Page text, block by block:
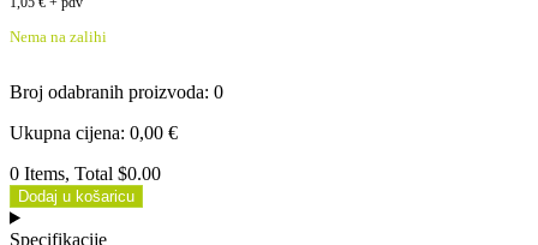
Nema na zalihi
Broj odabranih proizvoda: 0
Ukupna cijena: 0,00 €
0 Items, Total $0.00
Dodaj u košaricu
Specifikacije